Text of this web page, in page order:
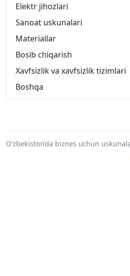
Elektr jihozlari
Sanoat uskunalari
Materiallar
Bosib chiqarish
Xavfsizlik va xavfsizlik tizimlari
Boshqa
O'zbekistonda biznes uchun